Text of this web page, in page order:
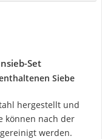
Set
Siebe
hergestellt und
können nach der
werden.